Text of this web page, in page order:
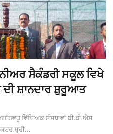
ਸੈਕੰਡਰੀ ਸਕੂਲ ਵਿਖੇ
ਦੀ ਸ਼ਾਨਦਾਰ ਸ਼ੁਰੂਆਤ
ਵਿੱਦਿਅਕ ਸੰਸਥਾਵਾਂ ਬੀ.ਬੀ.ਐਸ
ਸ਼੍ਰੀ…